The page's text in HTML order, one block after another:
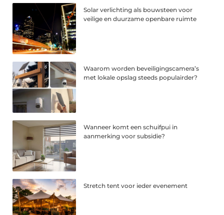
Solar verlichting als bouwsteen voor
veilige en duurzame openbare ruimte
Waarom worden beveiligingscamera’s
met lokale opslag steeds populairder?
Wanneer komt een schuifpui in
aanmerking voor subsidie?
Stretch tent voor ieder evenement